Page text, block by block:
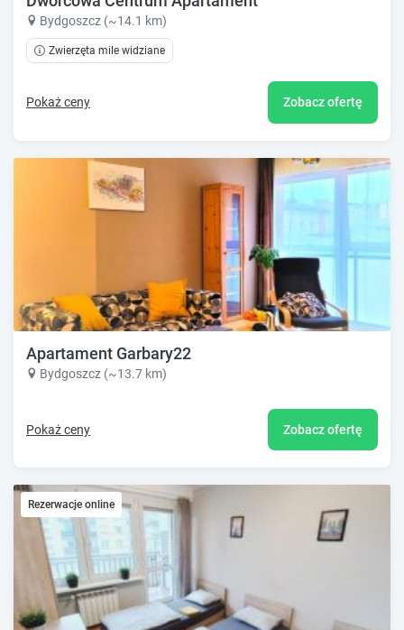
Bydgoszcz (~14.1 km)
Zwierzęta mile widziane
Pokaż ceny Zobacz ofertę
Apartament Garbary22
Bydgoszcz (~13.7 km)
Pokaż ceny Zobacz ofertę
Rezerwacje online